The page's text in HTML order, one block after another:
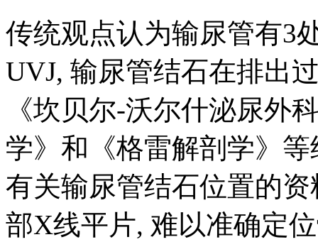
传统观点认为输尿管有3
UVJ, 输尿管结石在排出
《坎贝尔-沃尔什泌尿外
学》和《格雷解剖学》
有关输尿管结石位置的
部X线平片, 难以准确定